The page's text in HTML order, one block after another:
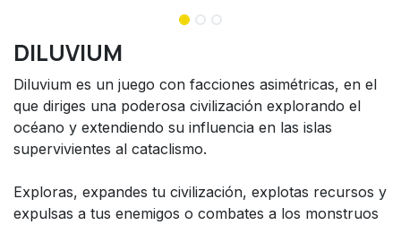
DILUVIUM
Diluvium es un juego con facciones asimétricas, en el
que diriges una poderosa civilización explorando el
océano y extendiendo su influencia en las islas
supervivientes al cataclismo.
Exploras, expandes tu civilización, explotas recursos y
expulsas a tus enemigos o combates a los monstruos